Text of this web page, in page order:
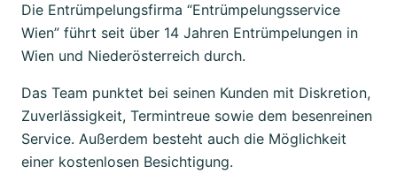
Die Entrümpelungsfirma “Entrümpelungsservice
Wien” führt seit über 14 Jahren Entrümpelungen in
Wien und Niederösterreich durch.
Das Team punktet bei seinen Kunden mit Diskretion,
Zuverlässigkeit, Termintreue sowie dem besenreinen
Service. Außerdem besteht auch die Möglichkeit
einer kostenlosen Besichtigung.